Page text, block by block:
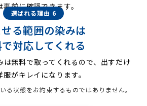
事前に確認できます。
選ばれる理由 6
る範囲の染みは
対応してくれる
は無料で取ってくれるので、出すだけ
服がキレイになります。
る状態をお約束するものではありません。